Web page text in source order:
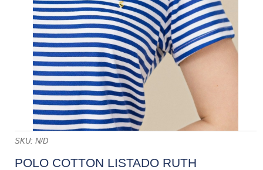
SKU:N/D
POLO COTTON LISTADO RUTH